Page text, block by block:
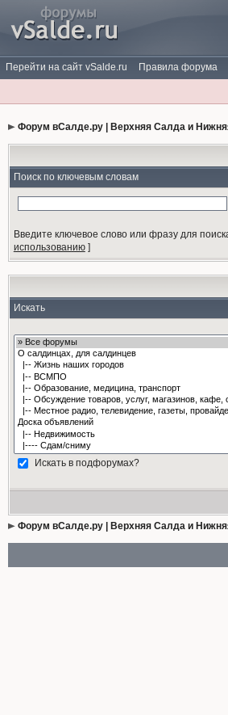
Перейти на сайт vSalde.ru Правила форума
Форум вСалде.ру | Верхняя Салда и
Поиск по ключевым словам
Введите ключевое слово или фразу для
использованию]
Искать
Искать в подфорумах?
Форум вСалде.ру | Верхняя Салда и